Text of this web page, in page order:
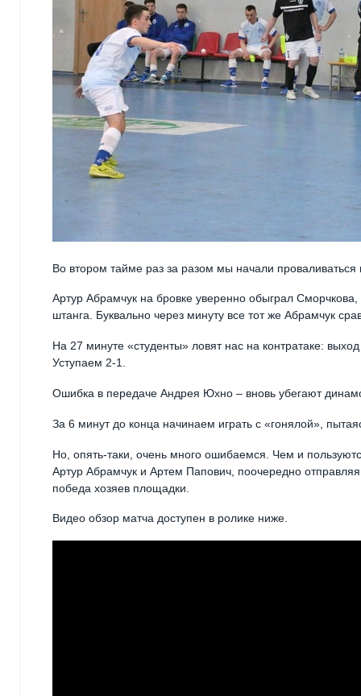
Во втором тайме раз за разом мы начали проваливаться
Артур Абрамчук на бровке уверенно обыграл
штанга. Буквально через минуту все тот же Абрамчук
На 27 минуте «студенты» ловят нас на контратаке:
Уступаем 2-1.
Ошибка в передаче Андрея Юхно – вновь убегают
За 6 минут до конца начинаем играть с «гонялой»,
Но, опять-таки, очень много ошибаемся. Чем и
Артур Абрамчук и Артем Папович, поочередно
победа хозяев площадки.
Видео обзор матча доступен в ролике ниже.